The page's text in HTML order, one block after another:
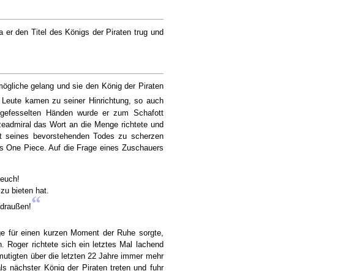
er den Titel des Königs der Piraten trug und
gelang und sie den König der Piraten
kamen zu seiner Hinrichtung, so auch
Händen wurde er zum Schafott
das Wort an die Menge richtete und
bevorstehenden Todes zu scherzen
One Piece. Auf die Frage eines Zuschauers
bieten hat.
“
für einen kurzen Moment der Ruhe sorgte,
Roger richtete sich ein letztes Mal lachend
über die letzten 22 Jahre immer mehr
nächster König der Piraten treten und fuhr